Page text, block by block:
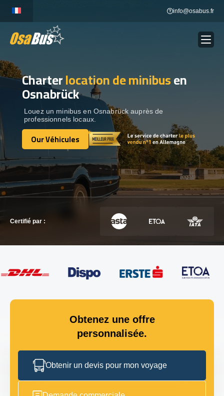
content
info@osabus.fr
LOCATION DE BUS Show dropdown
DESTINATIONS
OUR VÉHICULES
CONTACTEZ-NOUS
CONTACTEZ-NOUS
Charterlocation de minibusen
Osnabrück
Louez un minibus en Osnabrück auprès de
professionnels locaux.
Our Véhicules
Our Véhicules
Certifié par :
Obtenez une offre
personnalisée.
Obtenir un devis pour mon voyage